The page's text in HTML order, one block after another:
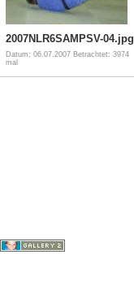
2007NLR6SAMPSV-04.jpg
Datum: 06.07.2007 Betrachtet: 3974
mal